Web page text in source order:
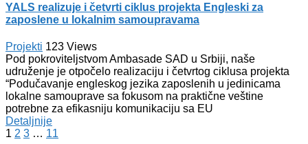
YALS realizuje i četvrti ciklus projekta Engleski za
zaposlene u lokalnim samoupravama
Projekti 123 Views
Pod pokroviteljstvom Ambasade SAD u Srbiji, naše
udruženje je otpočelo realizaciju i četvrtog ciklusa projekta
“Podučavanje engleskog jezika zaposlenih u jedinicama
lokalne samouprave sa fokusom na praktične veštine
potrebne za efikasniju komunikaciju sa EU
Detaljnije
1 2 3 … 11